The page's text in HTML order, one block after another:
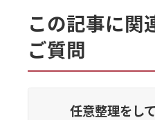
この記事に関
ご質問
任意整理をし